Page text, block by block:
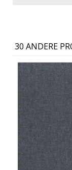
30 ANDERE